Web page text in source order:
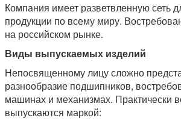
Компания имеет разветвленную сеть
продукции по всему миру.
на российском рынке.
Виды выпускаемых изделий
Непосвященному лицу сложно
разнообразие подшипников,
машинах и механизмах. Практически
выпускаются маркой: